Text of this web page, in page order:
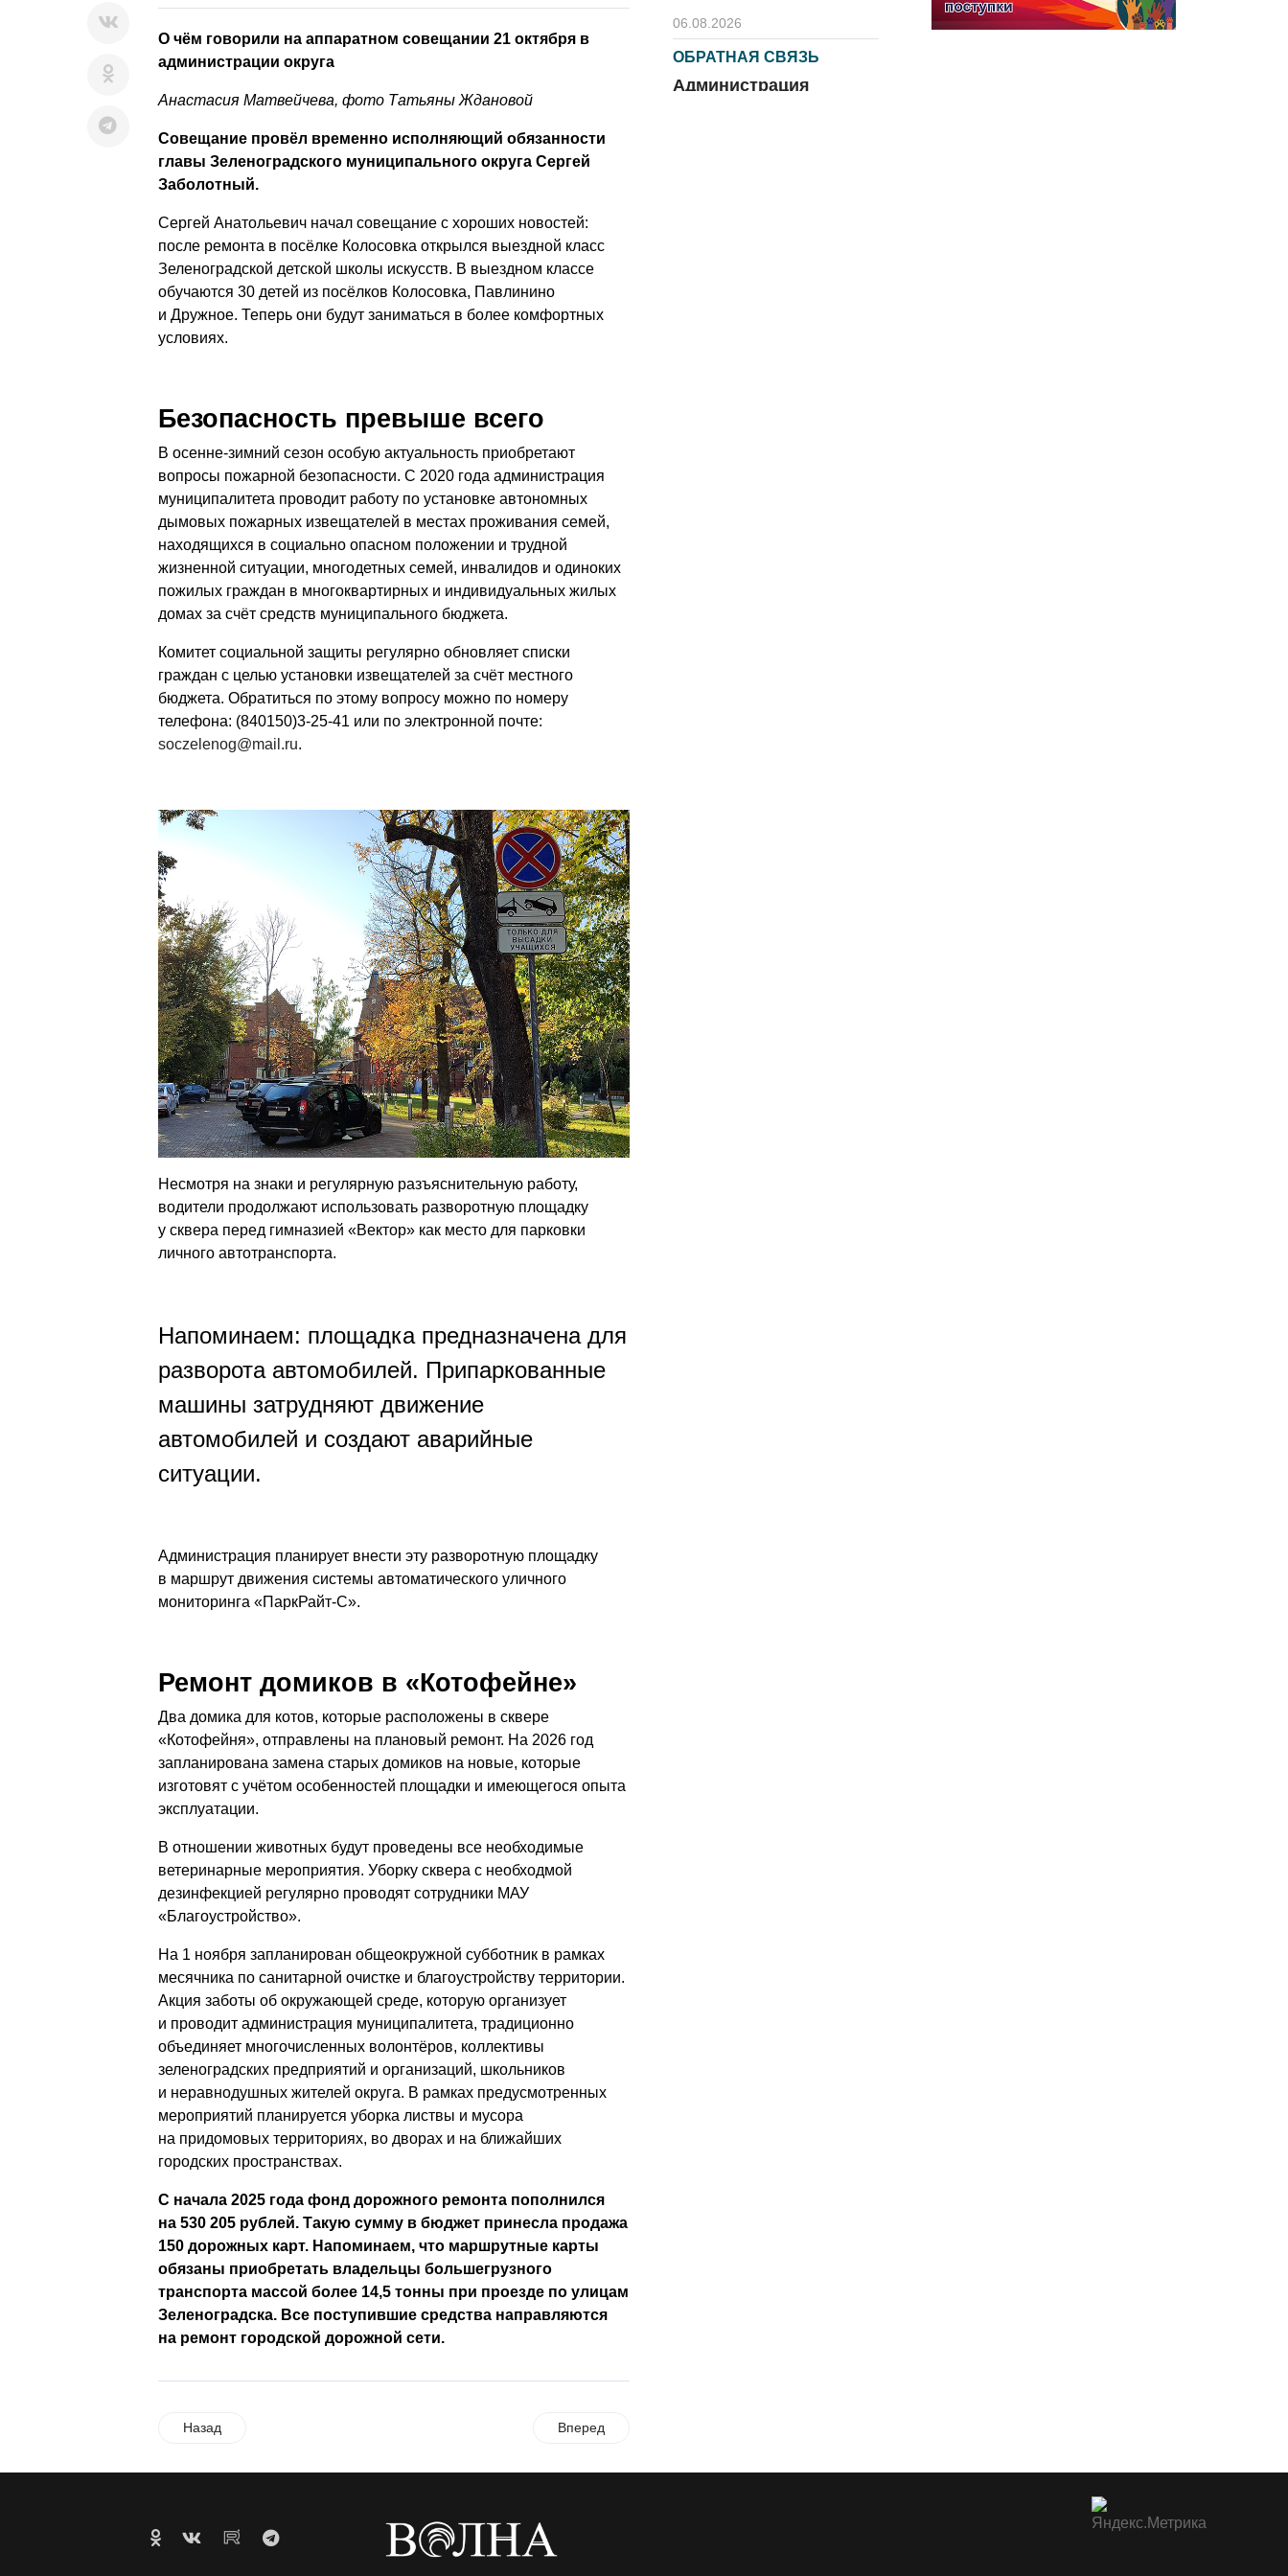
О чём говорили на аппаратном совещании 21 октября в
администрации округа
Анастасия Матвейчева, фото Татьяны Ждановой
Совещание провёл временно исполняющий обязанности
главы Зеленоградского муниципального округа Сергей
Заболотный.
Сергей Анатольевич начал совещание с хороших новостей:
после ремонта в посёлке Колосовка открылся выездной класс
Зеленоградской детской школы искусств. В выездном классе
обучаются 30 детей из посёлков Колосовка, Павлинино
и Дружное. Теперь они будут заниматься в более комфортных
условиях.
Безопасность превыше всего
В осенне-зимний сезон особую актуальность приобретают
вопросы пожарной безопасности. С 2020 года администрация
муниципалитета проводит работу по установке автономных
дымовых пожарных извещателей в местах проживания семей,
находящихся в социально опасном положении и трудной
жизненной ситуации, многодетных семей, инвалидов и одиноких
пожилых граждан в многоквартирных и индивидуальных жилых
домах за счёт средств муниципального бюджета.
Комитет социальной защиты регулярно обновляет списки
граждан с целью установки извещателей за счёт местного
бюджета. Обратиться по этому вопросу можно по номеру
телефона: (840150)3-25-41 или по электронной почте:
soczelenog@mail.ru.
Несмотря на знаки и регулярную разъяснительную работу,
водители продолжают использовать разворотную площадку
у сквера перед гимназией «Вектор» как место для парковки
личного автотранспорта.
Напоминаем: площадка предназначена для
разворота автомобилей. Припаркованные
машины затрудняют движение
автомобилей и создают аварийные
ситуации.
Администрация планирует внести эту разворотную площадку
в маршрут движения системы автоматического уличного
мониторинга «ПаркРайт-С».
Ремонт домиков в «Котофейне»
Два домика для котов, которые расположены в сквере
«Котофейня», отправлены на плановый ремонт. На 2026 год
запланирована замена старых домиков на новые, которые
изготовят с учётом особенностей площадки и имеющегося опыта
эксплуатации.
В отношении животных будут проведены все необходимые
ветеринарные мероприятия. Уборку сквера с необходмой
дезинфекцией регулярно проводят сотрудники МАУ
«Благоустройство».
На 1 ноября запланирован общеокружной субботник в рамках
месячника по санитарной очистке и благоустройству территории.
Акция заботы об окружающей среде, которую организует
и проводит администрация муниципалитета, традиционно
объединяет многочисленных волонтёров, коллективы
зеленоградских предприятий и организаций, школьников
и неравнодушных жителей округа. В рамках предусмотренных
мероприятий планируется уборка листвы и мусора
на придомовых территориях, во дворах и на ближайших
городских пространствах.
С начала 2025 года фонд дорожного ремонта пополнился
на 530 205 рублей. Такую сумму в бюджет принесла продажа
150 дорожных карт. Напоминаем, что маршрутные карты
обязаны приобретать владельцы большегрузного
транспорта массой более 14,5 тонны при проезде по улицам
Зеленоградска. Все поступившие средства направляются
на ремонт городской дорожной сети.
Назад Вперед
06.08.2026
ОБРАТНАЯ СВЯЗЬ
Администрация